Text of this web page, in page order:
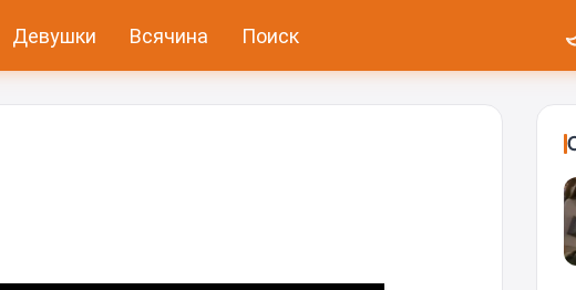
Девушки Всячина Поиск